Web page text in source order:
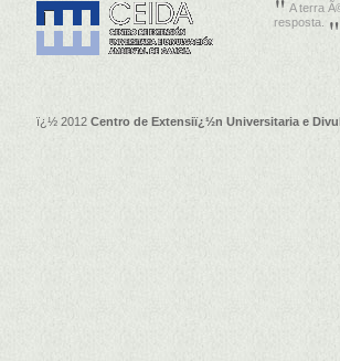
A terra
resposta.
ï¿½ 2012 Centro de Extensiï¿½n Universitaria e